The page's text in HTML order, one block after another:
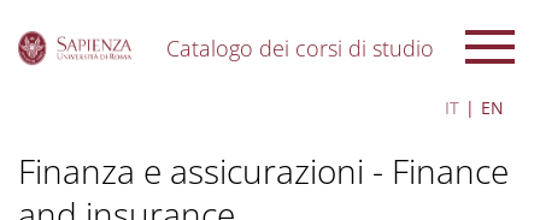
Catalogo dei corsi di studio
IT EN
Finanza e assicurazioni - Finance